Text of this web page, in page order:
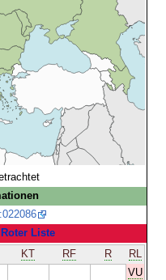
Roter Liste
KT RF R
RL
VU